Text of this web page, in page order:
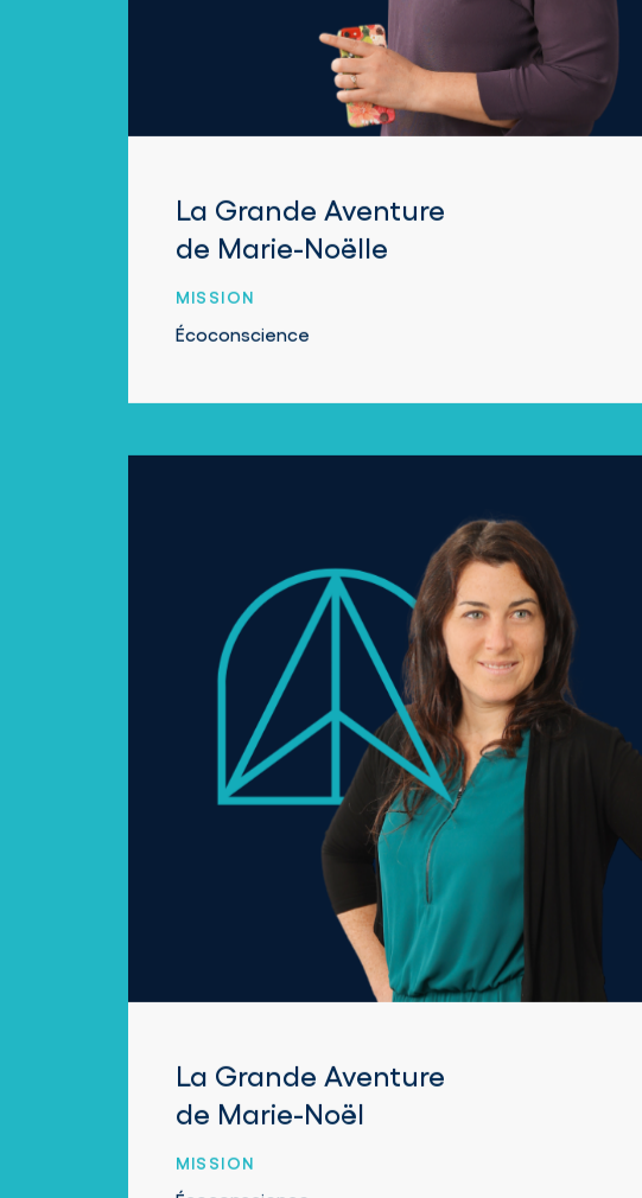
La Grande Aventure
de Marie-Noëlle
MISSION
Écoconscience
La Grande Aventure
de Marie-Noël
MISSION